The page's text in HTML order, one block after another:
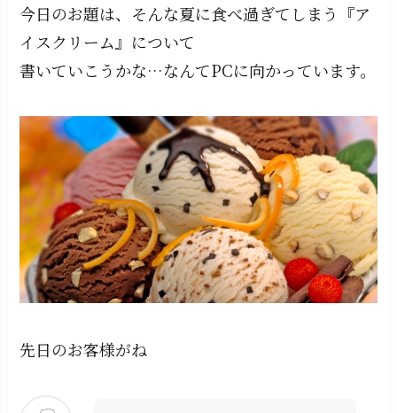
今日のお題は、そんな夏に食べ過ぎてしまう『ア
イスクリーム』について
書いていこうかな…なんてPCに向かっています。
先日のお客様がね